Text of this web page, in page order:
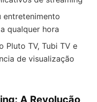
entretenimento
qualquer hora
Pluto TV, Tubi TV e
de visualização
A Revolução